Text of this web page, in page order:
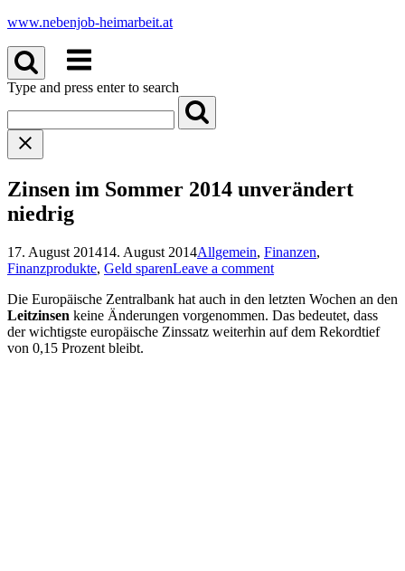
Skip
content
www.nebenjob-heimarbeit.at
Menu
Type and press enter to search
Zinsen im Sommer 2014 unverändert
niedrig
17. August 201414. August 2014Allgemein, Finanzen,
Finanzprodukte, Geld sparenLeave a comment
Die Europäische Zentralbank hat auch in den letzten Wochen an den
Leitzinsen keine Änderungen vorgenommen. Das bedeutet, dass
der wichtigste europäische Zinssatz weiterhin auf dem Rekordtief
von 0,15 Prozent bleibt.